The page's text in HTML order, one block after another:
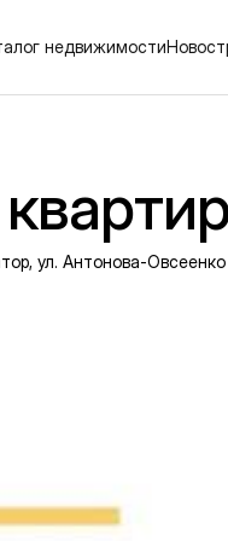
недвижимости
ул. Антонова-